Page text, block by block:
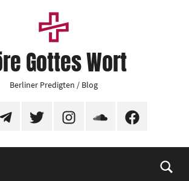
Gottes Wort
Berliner Predigten / Blog
Twitter InstagramSoundCloudFacebook